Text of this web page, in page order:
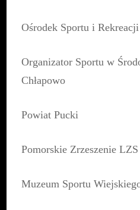
Ośrodek Sportu i
Organizator Sportu w
Chłapowo
Powiat Pucki
Pomorskie Zrzeszenie LZS
Muzeum Sportu